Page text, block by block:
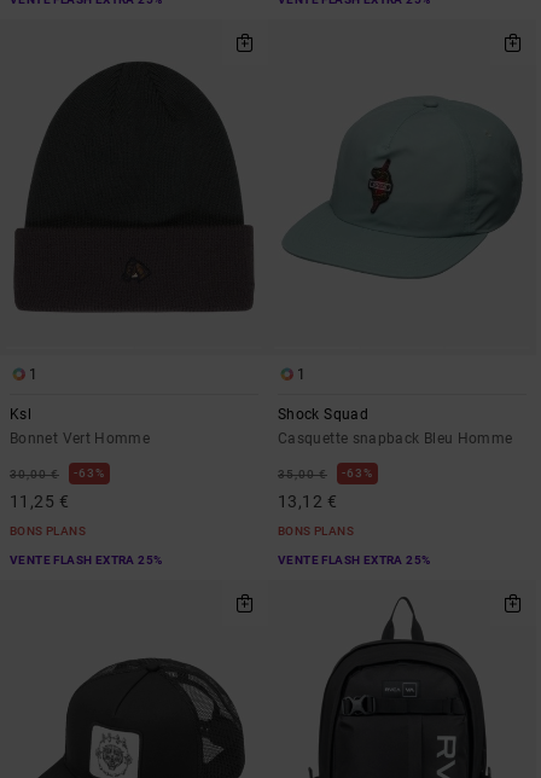
1
Ksl
Bonnet Vert Homme
30,00 € 63%
11,25 €
BONS PLANS
VENTE FLASH EXTRA 25%
1
Shock Squad
Casquette snapback Bleu Homme
35,00 € 63%
13,12 €
BONS PLANS
VENTE FLASH EXTRA 25%